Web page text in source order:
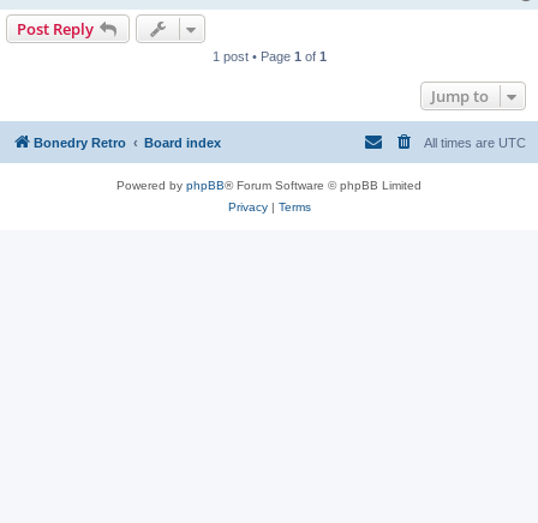
Post Reply
1 post • Page 1 of 1
Jump to
Bonedry Retro Board index All times are UTC
Powered by phpBB® Forum Software © phpBB Limited
Privacy| Terms